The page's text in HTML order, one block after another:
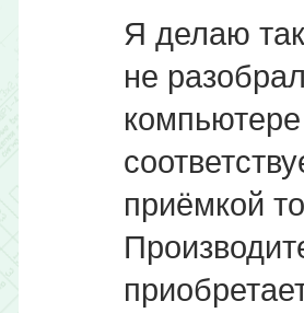
Я делаю
не
приёмкой